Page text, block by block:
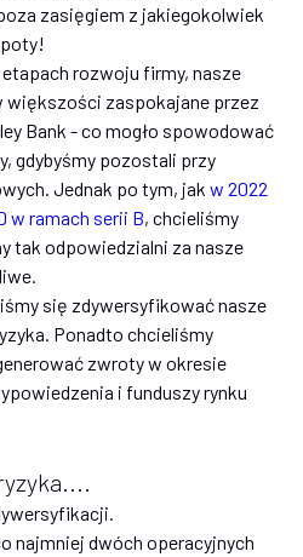
zasięgiem z jakiegokolwiek
etapach rozwoju firmy, nasze
większości zaspokajane przez
Bank - co mogło spowodować
gdybyśmy pozostali przy
Jednak po tym, jakw 2022
w ramach serii B, chcieliśmy
tak odpowiedzialni za nasze
się zdywersyfikować nasze
Ponadto chcieliśmy
zwroty w okresie
i funduszy rynku
najmniej dwóch operacyjnych